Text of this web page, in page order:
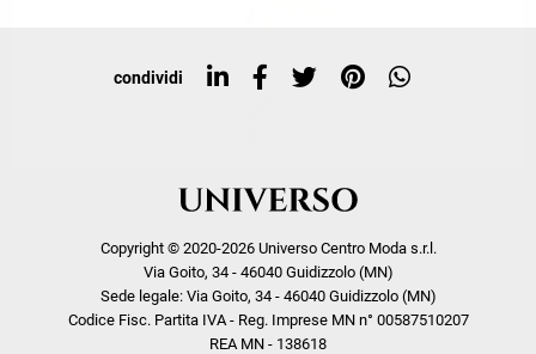
Top ricerche
condividi
Copyright © 2020-2026 Universo Centro Moda s.r.l.
Via Goito, 34 - 46040 Guidizzolo (MN)
Sede legale: Via Goito, 34 - 46040 Guidizzolo (MN)
Codice Fisc. Partita IVA - Reg. Imprese MN n° 00587510207
REA MN - 138618